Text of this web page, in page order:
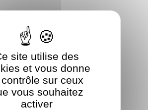
site utilise des
et vous donne
sur ceux
vous souhaitez
activer